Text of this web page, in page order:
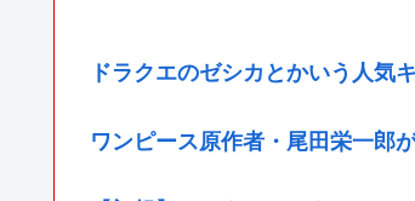
ドラクエのゼシカとかいう人気
ワンピース原作者・尾田栄一郎